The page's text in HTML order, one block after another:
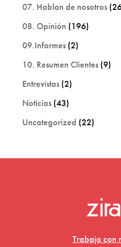
07. Hablan de nosotros
08. Opinión (196)
09.Informes(2)
10. Resumen Clientes(9)
Entrevistas(2)
Noticias(43)
Uncategorized (22)
Trabaja con